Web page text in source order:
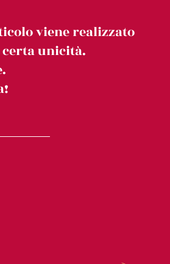
viene realizzato
unicità.